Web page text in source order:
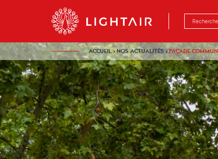
Aller au contenu
ACCUEIL›NOS ACTUALITÉS›FAÇADE